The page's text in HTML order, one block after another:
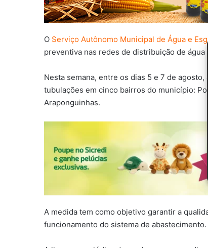
O Serviço Autônomo Municipal de Água e
preventiva nas redes de distribuição de água
Nesta semana, entre os dias 5 e 7 de
tubulações em cinco bairros do município:
Araponguinhas.
A medida tem como objetivo garantir a
funcionamento do sistema de abastecimento.